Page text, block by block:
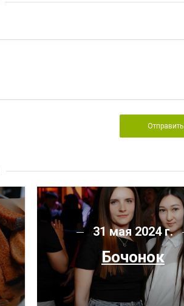
Отправить
31 мая 2024 г.
Бочонок